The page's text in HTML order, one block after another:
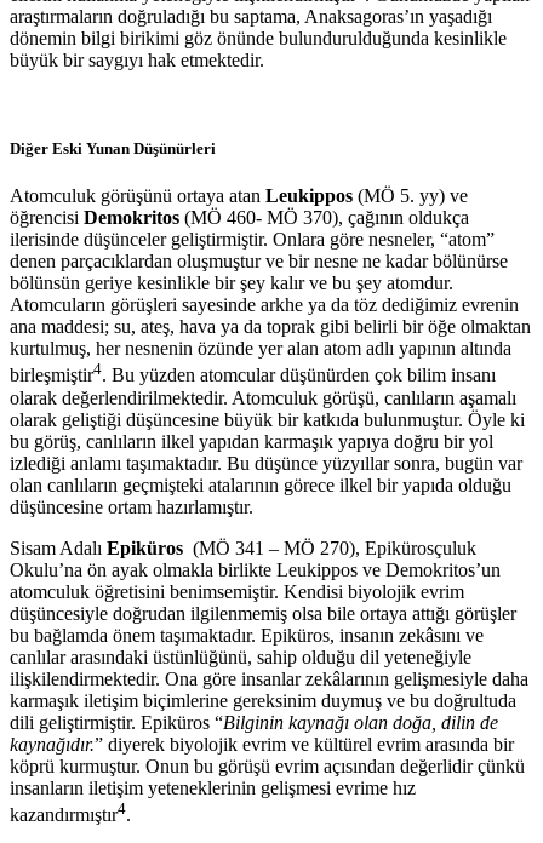
araştırmaların doğruladığı bu saptama, Anaksagoras’ın yaşadığı
dönemin bilgi birikimi göz önünde bulundurulduğunda kesinlikle
büyük bir saygıyı hak etmektedir.
Diğer Eski Yunan Düşünürleri
Atomculuk görüşünü ortaya atan Leukippos (MÖ 5. yy) ve
öğrencisi Demokritos (MÖ 460- MÖ 370), çağının oldukça
ilerisinde düşünceler geliştirmiştir. Onlara göre nesneler, “atom”
denen parçacıklardan oluşmuştur ve bir nesne ne kadar bölünürse
bölünsün geriye kesinlikle bir şey kalır ve bu şey atomdur.
Atomcuların görüşleri sayesinde arkhe ya da töz dediğimiz evrenin
ana maddesi; su, ateş, hava ya da toprak gibi belirli bir öğe olmaktan
kurtulmuş, her nesnenin özünde yer alan atom adlı yapının altında
birleşmiştir4. Bu yüzden atomcular düşünürden çok bilim insanı
olarak değerlendirilmektedir. Atomculuk görüşü, canlıların aşamalı
olarak geliştiği düşüncesine büyük bir katkıda bulunmuştur. Öyle ki
bu görüş, canlıların ilkel yapıdan karmaşık yapıya doğru bir yol
izlediği anlamı taşımaktadır. Bu düşünce yüzyıllar sonra, bugün var
olan canlıların geçmişteki atalarının görece ilkel bir yapıda olduğu
düşüncesine ortam hazırlamıştır.
Sisam Adalı Epiküros (MÖ 341 – MÖ 270), Epikürosçuluk
Okulu’na ön ayak olmakla birlikte Leukippos ve Demokritos’un
atomculuk öğretisini benimsemiştir. Kendisi biyolojik evrim
düşüncesiyle doğrudan ilgilenmemiş olsa bile ortaya attığı görüşler
bu bağlamda önem taşımaktadır. Epiküros, insanın zekâsını ve
canlılar arasındaki üstünlüğünü, sahip olduğu dil yeteneğiyle
ilişkilendirmektedir. Ona göre insanlar zekâlarının gelişmesiyle daha
karmaşık iletişim biçimlerine gereksinim duymuş ve bu doğrultuda
dili geliştirmiştir. Epiküros “Bilginin kaynağı olan doğa, dilin de
kaynağıdır.” diyerek biyolojik evrim ve kültürel evrim arasında bir
köprü kurmuştur. Onun bu görüşü evrim açısından değerlidir çünkü
insanların iletişim yeteneklerinin gelişmesi evrime hız
kazandırmıştır4.